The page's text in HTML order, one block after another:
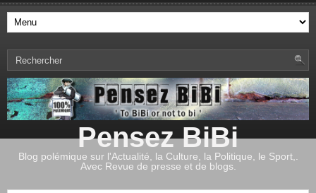
Pensez BiBi
Blog polémique sur l'Actualité, la Culture, la Politique, le Sport,.
Avec Revue de presse et de blogs.